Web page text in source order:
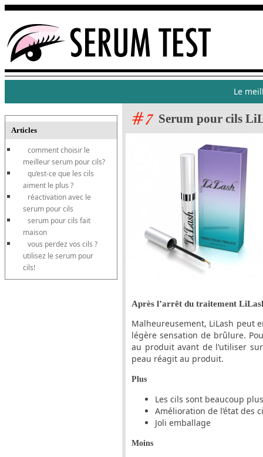
Le
Articles
comment choisir le
meilleur serum pour cils?
qu’est-ce que les cils
aiment le plus ?
réactivation avec le
serum pour cils
serum pour cils fait
maison
vous perdez vos cils ?
utilisez le serum pour
cils!
Serum pour cils
Après l’arrêt du traitement
Malheureusement, LiLash peut
légère sensation de brûlure.
au produit avant de l’utiliser
peau réagit au produit.
Plus
Les cils sont beaucoup
Amélioration de l’état des
Joli emballage
Moins